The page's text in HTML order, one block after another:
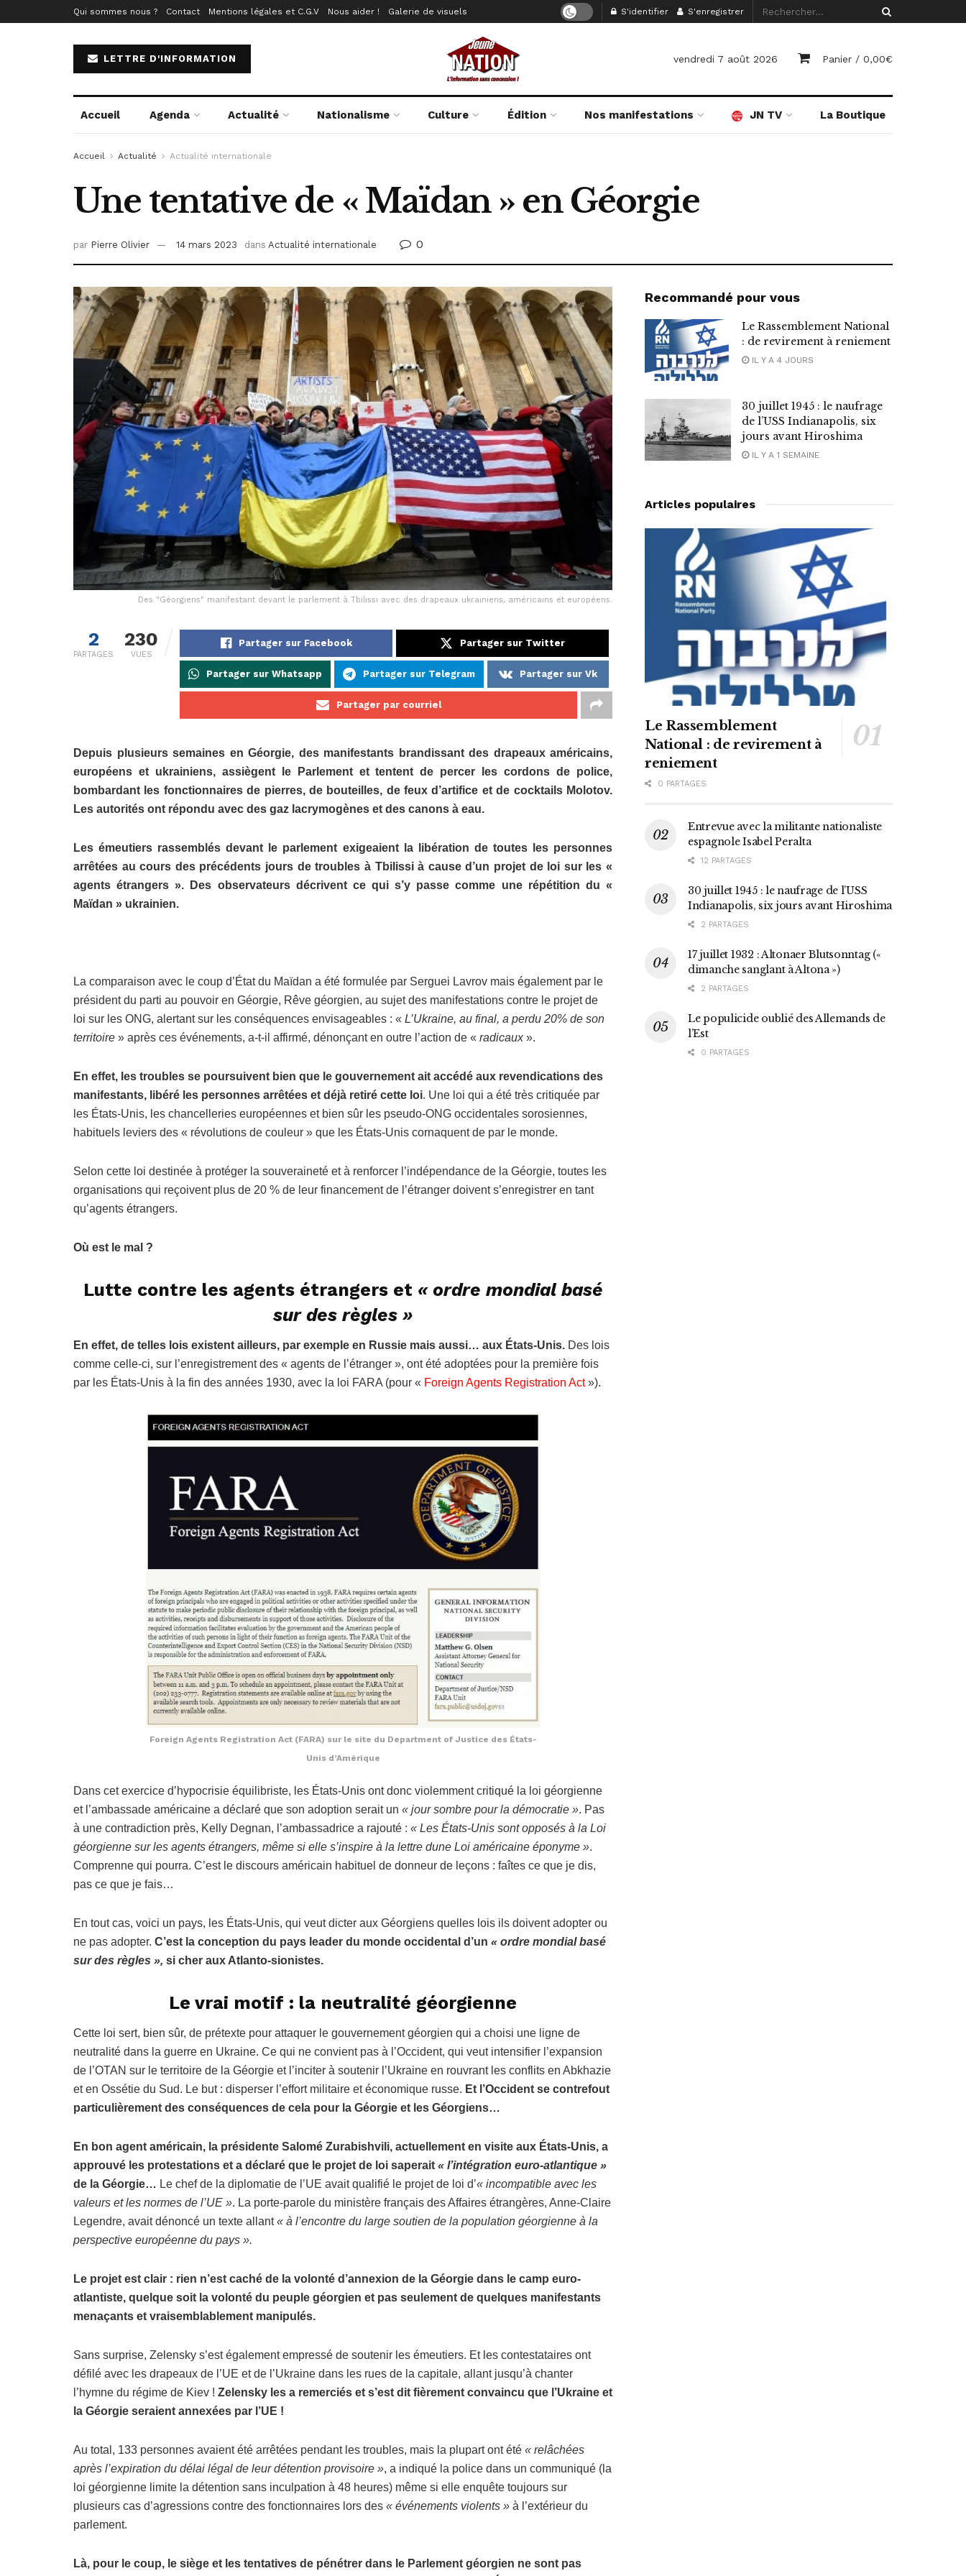
Qui sommes nous ? Contact Mentions légales et C.G.V Nous aider ! Galerie de visuels S'identifier S'enregistrer
LETTRE D'INFORMATION vendredi 7 août 2026 Panier / 0,00€
Accueil Agenda Actualité Nationalisme Culture Édition Nos manifestations JN TV La Boutique
Accueil Actualité Actualité internationale
Une tentative de « Maïdan » en Géorgie
par Pierre Olivier 14 mars 2023 dans Actualité internationale 0
Des "Géorgiens" manifestant devant le parlement à Tbilissi avec des drapeaux ukrainiens, américains et européens.
2
PARTAGES
230
VUES
Partager sur Facebook Partager sur Twitter
Partager sur Whatsapp Partager sur Telegram Partager sur Vk
Partager par courriel
Depuis plusieurs semaines en Géorgie, des manifestants brandissant des drapeaux américains,
européens et ukrainiens, assiègent le Parlement et tentent de percer les cordons de police,
bombardant les fonctionnaires de pierres, de bouteilles, de feux d’artifice et de cocktails Molotov.
Les autorités ont répondu avec des gaz lacrymogènes et des canons à eau.
Les émeutiers rassemblés devant le parlement exigeaient la libération de toutes les personnes
arrêtées au cours des précédents jours de troubles à Tbilissi à cause d’un projet de loi sur les «
agents étrangers ». Des observateurs décrivent ce qui s’y passe comme une répétition du «
Maïdan » ukrainien.
La comparaison avec le coup d’État du Maïdan a été formulée par Serguei Lavrov mais également par le
président du parti au pouvoir en Géorgie, Rêve géorgien, au sujet des manifestations contre le projet de
loi sur les ONG, alertant sur les conséquences envisageables : « L’Ukraine, au final, a perdu 20% de son
territoire » après ces événements, a-t-il affirmé, dénonçant en outre l’action de « radicaux».
En effet, les troubles se poursuivent bien que le gouvernement ait accédé aux revendications des
manifestants, libéré les personnes arrêtées et déjà retiré cette loi. Une loi qui a été très critiquée par
les États-Unis, les chancelleries européennes et bien sûr les pseudo-ONG occidentales sorosiennes,
habituels leviers des « révolutions de couleur » que les États-Unis cornaquent de par le monde.
Selon cette loi destinée à protéger la souveraineté et à renforcer l’indépendance de la Géorgie, toutes les
organisations qui reçoivent plus de 20 % de leur financement de l’étranger doivent s’enregistrer en tant
qu’agents étrangers.
Où est le mal ?
Lutte contre les agents étrangers et « ordre mondial basé
sur des règles »
En effet, de telles lois existent ailleurs, par exemple en Russie mais aussi… aux États-Unis. Des lois
comme celle-ci, sur l’enregistrement des « agents de l’étranger », ont été adoptées pour la première fois
par les États-Unis à la fin des années 1930, avec la loi FARA (pour « Foreign Agents Registration Act»).
Foreign Agents Registration Act (FARA) sur le site du Department of Justice des États-
Unis d’Amérique
Dans cet exercice d’hypocrisie équilibriste, les États-Unis ont donc violemment critiqué la loi géorgienne
et l’ambassade américaine a déclaré que son adoption serait un « jour sombre pour la démocratie ». Pas
à une contradiction près, Kelly Degnan, l’ambassadrice a rajouté : « Les États-Unis sont opposés à la Loi
géorgienne sur les agents étrangers, même si elle s’inspire à la lettre dune Loi américaine éponyme ».
Comprenne qui pourra. C’est le discours américain habituel de donneur de leçons : faîtes ce que je dis,
pas ce que je fais…
En tout cas, voici un pays, les États-Unis, qui veut dicter aux Géorgiens quelles lois ils doivent adopter ou
ne pas adopter. C’est la conception du pays leader du monde occidental d’un « ordre mondial basé
sur des règles », si cher aux Atlanto-sionistes.
Le vrai motif : la neutralité géorgienne
Cette loi sert, bien sûr, de prétexte pour attaquer le gouvernement géorgien qui a choisi une ligne de
neutralité dans la guerre en Ukraine. Ce qui ne convient pas à l’Occident, qui veut intensifier l’expansion
de l’OTAN sur le territoire de la Géorgie et l’inciter à soutenir l’Ukraine en rouvrant les conflits en Abkhazie
et en Ossétie du Sud. Le but : disperser l’effort militaire et économique russe. Et l’Occident se contrefout
particulièrement des conséquences de cela pour la Géorgie et les Géorgiens…
En bon agent américain, la présidente Salomé Zurabishvili, actuellement en visite aux États-Unis, a
approuvé les protestations et a déclaré que le projet de loi saperait « l’intégration euro-atlantique »
de la Géorgie… Le chef de la diplomatie de l’UE avait qualifié le projet de loi d’« incompatible avec les
valeurs et les normes de l’UE ». La porte-parole du ministère français des Affaires étrangères, Anne-Claire
Legendre, avait dénoncé un texte allant« à l’encontre du large soutien de la population géorgienne à la
perspective européenne du pays ».
Le projet est clair : rien n’est caché de la volonté d’annexion de la Géorgie dans le camp euro-
atlantiste, quelque soit la volonté du peuple géorgien et pas seulement de quelques manifestants
menaçants et vraisemblablement manipulés.
Sans surprise, Zelensky s’est également empressé de soutenir les émeutiers. Et les contestataires ont
défilé avec les drapeaux de l’UE et de l’Ukraine dans les rues de la capitale, allant jusqu’à chanter
l’hymne du régime de Kiev ! Zelensky les a remerciés et s’est dit fièrement convaincu que l’Ukraine et
la Géorgie seraient annexées par l’UE !
Au total, 133 personnes avaient été arrêtées pendant les troubles, mais la plupart ont été « relâchées
après l’expiration du délai légal de leur détention provisoire », a indiqué la police dans un communiqué (la
loi géorgienne limite la détention sans inculpation à 48 heures) même si elle enquête toujours sur
plusieurs cas d’agressions contre des fonctionnaires lors des « événements violents » à l’extérieur du
parlement.
Là, pour le coup, le siège et les tentatives de pénétrer dans le Parlement géorgien ne sont pas
Recommandé pour vous
Le Rassemblement National
: de revirement à reniement
IL Y A 4 JOURS
30 juillet 1945 : le naufrage
de l’USS Indianapolis, six
jours avant Hiroshima
IL Y A 1 SEMAINE
Articles populaires
Le Rassemblement
National : de revirement à
reniement
0 PARTAGES
Entrevue avec la militante nationaliste
espagnole Isabel Peralta
12 PARTAGES
30 juillet 1945 : le naufrage de l’USS
Indianapolis, six jours avant Hiroshima
2 PARTAGES
17 juillet 1932 : Altonaer Blutsonntag («
dimanche sanglant à Altona »)
2 PARTAGES
Le populicide oublié des Allemands de
l’Est
0 PARTAGES